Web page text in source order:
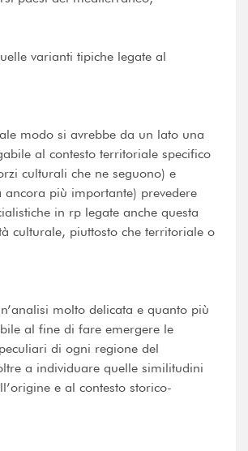
varianti tipiche legate al
modo si avrebbe da un lato una
al contesto territoriale specifico
culturali che ne seguono) e
ancora più importante) prevedere
in rp legate anche questa
culturale, piuttosto che territoriale o
molto delicata e quanto più
al fine di fare emergere le
di ogni regione del
a individuare quelle similitudini
e al contesto storico-